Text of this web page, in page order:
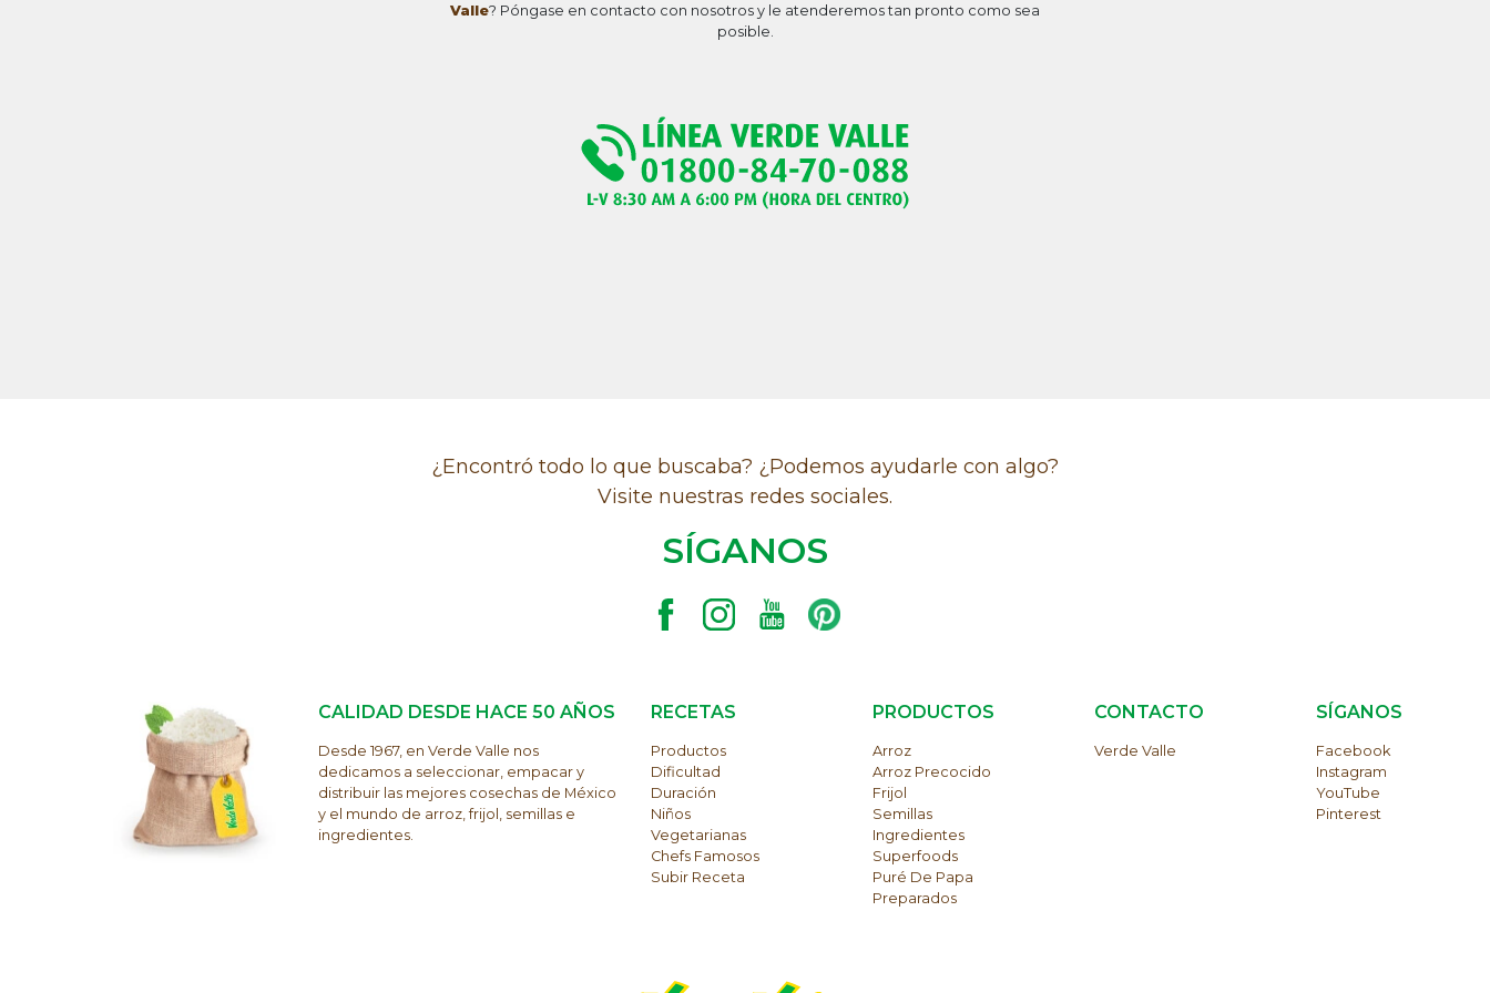
Valle? Póngase en contacto con nosotros y le atenderemos tan pronto como sea
posible.
¿Encontró todo lo que buscaba? ¿Podemos ayudarle con algo?
Visite nuestras redes sociales.
SÍGANOS
CALIDAD DESDE HACE 50 AÑOS
Desde 1967, en Verde Valle nos
dedicamos a seleccionar, empacar y
distribuir las mejores cosechas de México
y el mundo de arroz, frijol, semillas e
ingredientes.
RECETAS
Productos
Dificultad
Duración
Niños
Vegetarianas
Chefs Famosos
Subir Receta
PRODUCTOS
Arroz
Arroz Precocido
Frijol
Semillas
Ingredientes
Superfoods
Puré De Papa
Preparados
CONTACTO
Verde Valle
SÍGANOS
Facebook
Instagram
YouTube
Pinterest